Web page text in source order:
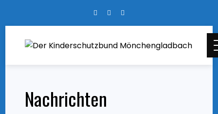
Nachrichten